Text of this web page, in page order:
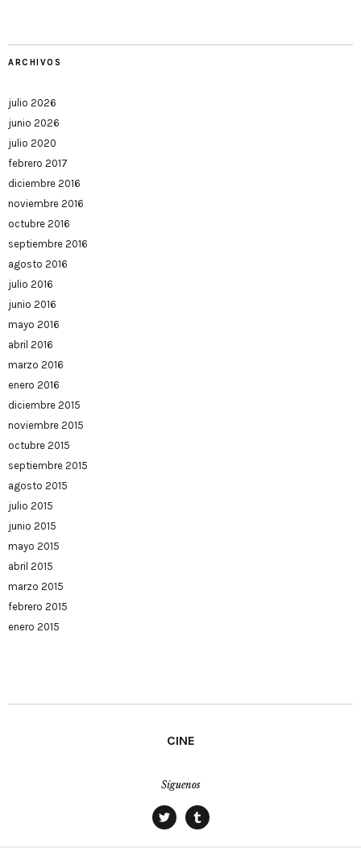
ARCHIVOS
julio 2026
junio 2026
julio 2020
febrero 2017
diciembre 2016
noviembre 2016
octubre 2016
septiembre 2016
agosto 2016
julio 2016
junio 2016
mayo 2016
abril 2016
marzo 2016
enero 2016
diciembre 2015
noviembre 2015
octubre 2015
septiembre 2015
agosto 2015
julio 2015
junio 2015
mayo 2015
abril 2015
marzo 2015
febrero 2015
enero 2015
CINE
Síguenos